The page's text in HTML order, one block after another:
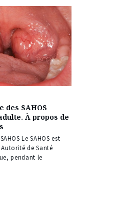
des SAHOS
À propos de
Le SAHOS est
de Santé
pendant le